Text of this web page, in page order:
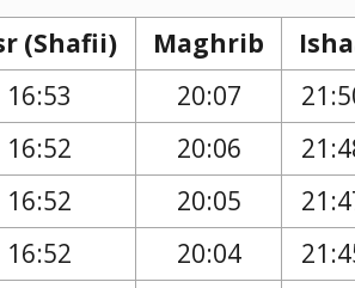
(Shafii) Maghrib
16:53 20:07
16:52 20:06
16:52 20:05
16:52 20:04